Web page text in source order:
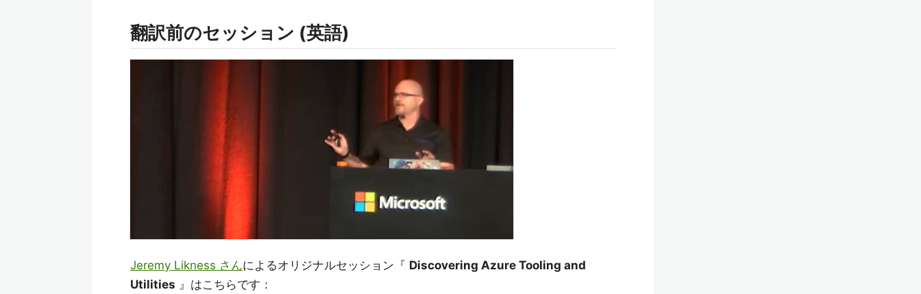
翻訳前のセッション (英語)
Jeremy Likness さんによるオリジナルセッション『 Discovering Azure Tooling and
Utilities 』はこちらです：